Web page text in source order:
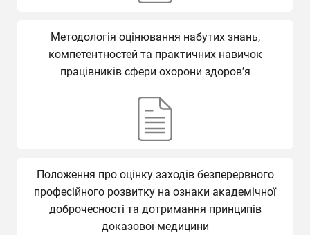
Методологія оцінювання набутих знань,
компетентностей та практичних навичок
працівників сфери охорони здоров’я
Положення про оцінку заходів безперервного
професійного розвитку на ознаки академічної
доброчесності та дотримання принципів
доказової медицини